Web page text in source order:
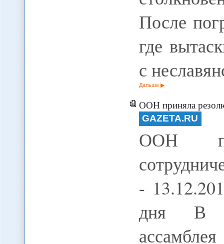
После
где
с
Дальше
ООН приняла резолюции
GAZETA.RU
ООН
-
дня В